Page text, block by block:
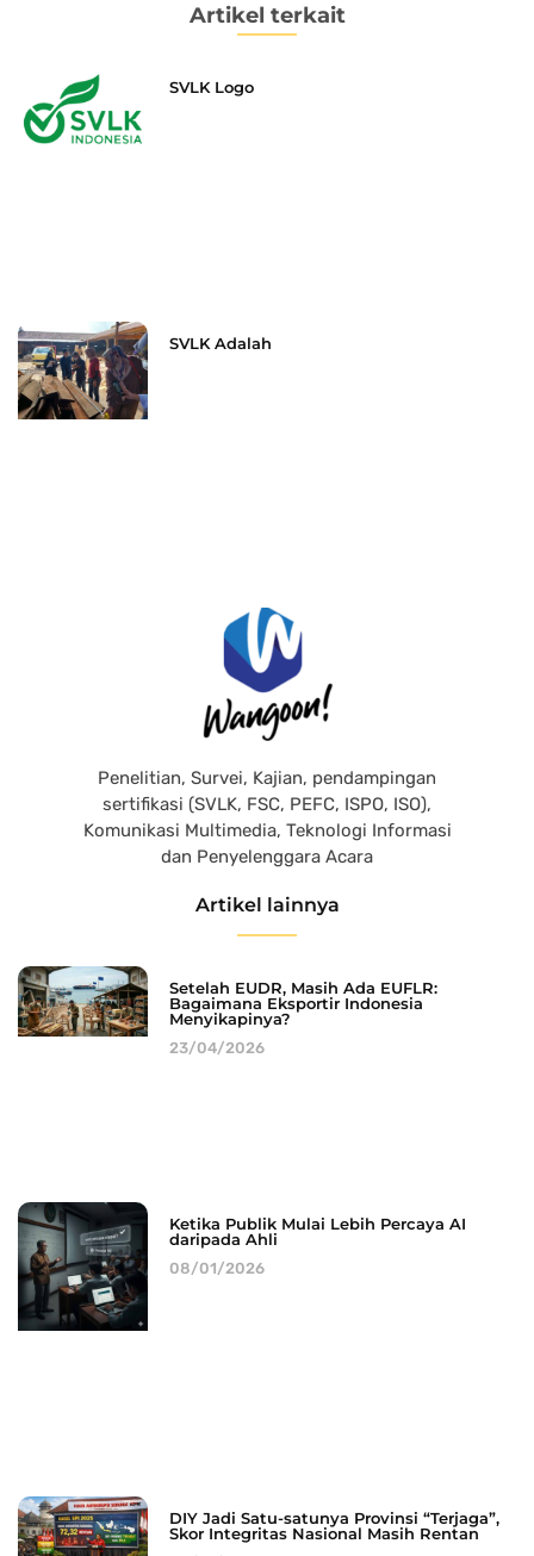
Artikel terkait
SVLK Logo
SVLK Adalah
Penelitian, Survei, Kajian, pendampingan
sertifikasi (SVLK, FSC, PEFC, ISPO, ISO),
Komunikasi Multimedia, Teknologi Informasi
dan Penyelenggara Acara
Artikel lainnya
Setelah EUDR, Masih Ada EUFLR:
Bagaimana Eksportir Indonesia
Menyikapinya?
23/04/2026
Ketika Publik Mulai Lebih Percaya AI
daripada Ahli
08/01/2026
DIY Jadi Satu-satunya Provinsi “Terjaga”,
Skor Integritas Nasional Masih Rentan